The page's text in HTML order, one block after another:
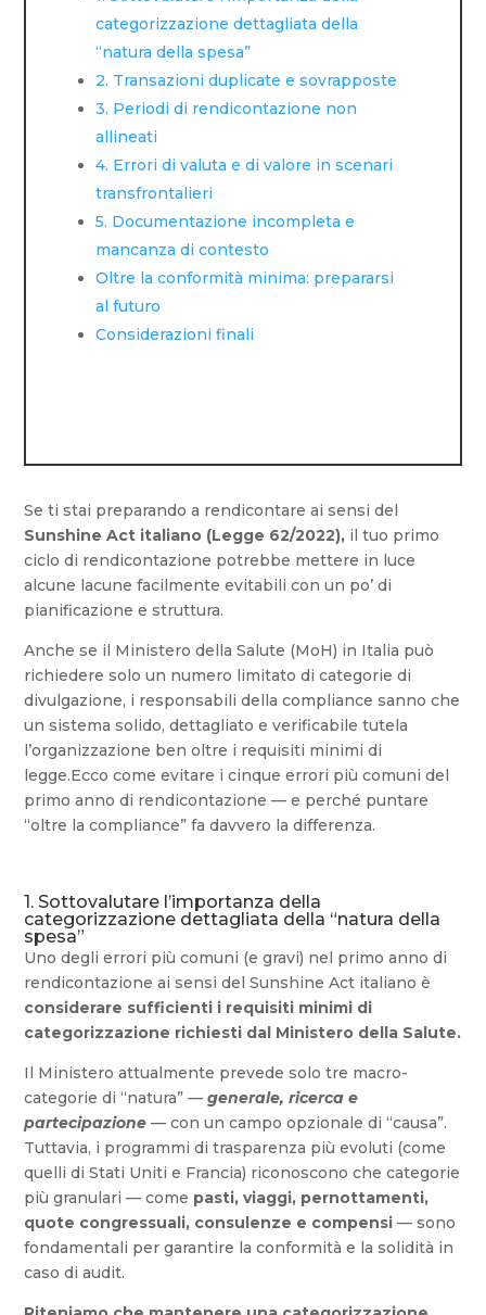
categorizzazione dettagliata della
“natura della spesa”
2. Transazioni duplicate e sovrapposte
3. Periodi di rendicontazione non
allineati
4. Errori di valuta e di valore in scenari
transfrontalieri
5. Documentazione incompleta e
mancanza di contesto
Oltre la conformità minima: prepararsi
al futuro
Considerazioni finali
Se ti stai preparando a rendicontare ai sensi del
Sunshine Act italiano (Legge 62/2022), il tuo primo
ciclo di rendicontazione potrebbe mettere in luce
alcune lacune facilmente evitabili con un po’ di
pianificazione e struttura.
Anche se il Ministero della Salute (MoH) in Italia può
richiedere solo un numero limitato di categorie di
divulgazione, i responsabili della compliance sanno che
un sistema solido, dettagliato e verificabile tutela
l’organizzazione ben oltre i requisiti minimi di
legge.Ecco come evitare i cinque errori più comuni del
primo anno di rendicontazione — e perché puntare
“oltre la compliance” fa davvero la differenza.
1. Sottovalutare l’importanza della
categorizzazione dettagliata della “natura della
spesa”
Uno degli errori più comuni (e gravi) nel primo anno di
rendicontazione ai sensi del Sunshine Act italiano è
considerare sufficienti i requisiti minimi di
categorizzazione richiesti dal Ministero della Salute.
Il Ministero attualmente prevede solo tre macro-
categorie di “natura” —generale, ricerca e
partecipazione — con un campo opzionale di “causa”.
Tuttavia, i programmi di trasparenza più evoluti (come
quelli di Stati Uniti e Francia) riconoscono che categorie
più granulari — come pasti, viaggi, pernottamenti,
quote congressuali, consulenze e compensi — sono
fondamentali per garantire la conformità e la solidità in
caso di audit.